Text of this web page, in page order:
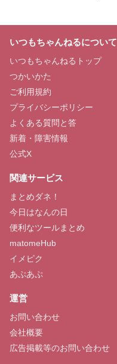
いつもちゃんねるについて
いつもちゃんねるトップ
つかいかた
ご利用規約
プライバシーポリシー
よくある質問と答
新着・障害情報
公式X
関連サービス
まとめダネ！
今日はなんの日
便利なツールまとめ
matomeHub
イメピク
あぷあぷ
運営
お問い合わせ
会社概要
広告掲載等のお問い合わせ